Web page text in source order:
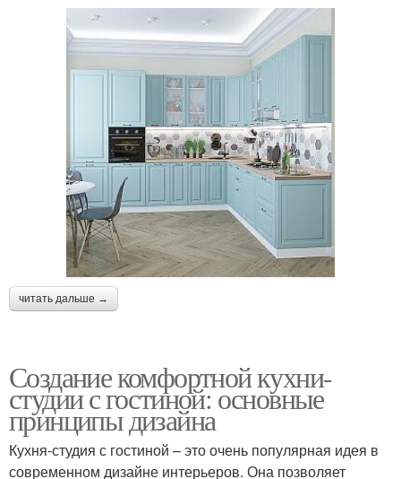
читать дальше →
Создание комфортной кухни-
студии с гостиной: основные
принципы дизайна
Кухня-студия с гостиной – это очень популярная идея в
современном дизайне интерьеров. Она позволяет